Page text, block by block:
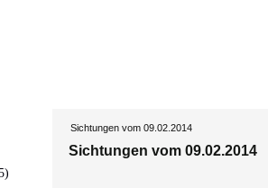
Sichtungen vom 09.02.2014
Sichtungen vom 09.02.2014